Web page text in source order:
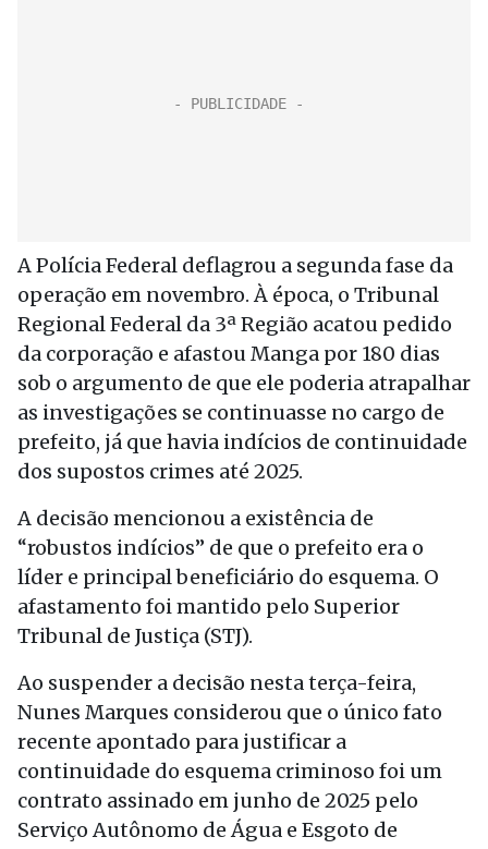
A Polícia Federal deflagrou a segunda fase da
operação em novembro. À época, o Tribunal
Regional Federal da 3ª Região acatou pedido
da corporação e afastou Manga por 180 dias
sob o argumento de que ele poderia atrapalhar
as investigações se continuasse no cargo de
prefeito, já que havia indícios de continuidade
dos supostos crimes até 2025.
A decisão mencionou a existência de
“robustos indícios” de que o prefeito era o
líder e principal beneficiário do esquema. O
afastamento foi mantido pelo Superior
Tribunal de Justiça (STJ).
Ao suspender a decisão nesta terça-feira,
Nunes Marques considerou que o único fato
recente apontado para justificar a
continuidade do esquema criminoso foi um
contrato assinado em junho de 2025 pelo
Serviço Autônomo de Água e Esgoto de